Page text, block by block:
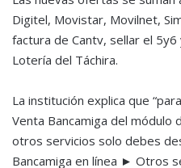
Digitel, Movistar, Movilnet,
factura de Cantv, sellar el 5y6
Lotería del Táchira.
La institución explica que
Venta Bancamiga del módulo
otros servicios solo debes
Bancamiga en línea ► Otros